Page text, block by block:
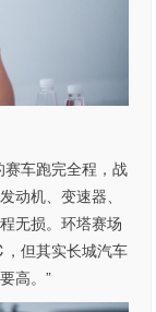
赛车跑完全程，战
动机、变速器、
无损。环塔赛场
但其实长城汽车
高。”